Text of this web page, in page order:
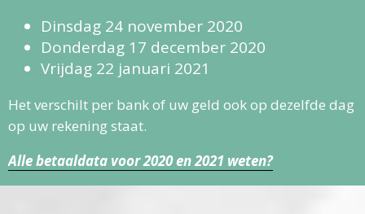
Dinsdag 24 november 2020
Donderdag 17 december 2020
Vrijdag 22 januari 2021
Het verschilt per bank of uw geld ook op dezelfde dag
op uw rekening staat.
Alle betaaldata voor 2020 en 2021 weten?